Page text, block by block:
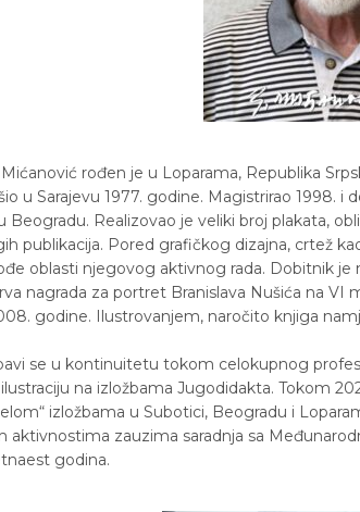
rođen je u Loparama, Republika
u Sarajevu 1977. godine. Magistrirao 1998.
Beogradu. Realizovao je veliki broj plakata,
publikacija. Pored grafičkog dizajna, crtež
oblasti njegovog aktivnog rada. Dobitnik je
nagrada za portret Branislava Nušića na
godine. Ilustrovanjem, naročito knjiga
se u kontinuitetu tokom celokupnog
na izložbama Jugodidakta. Tokom
izložbama u Subotici, Beogradu i
aktivnostima zauzima saradnja sa
godina.